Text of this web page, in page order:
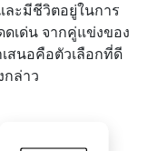
ะมีชีวิตอยู่ในการ
เด่น จากคู่แข่งของ
สนอคือตัวเลือกที่ดี
กล่าว